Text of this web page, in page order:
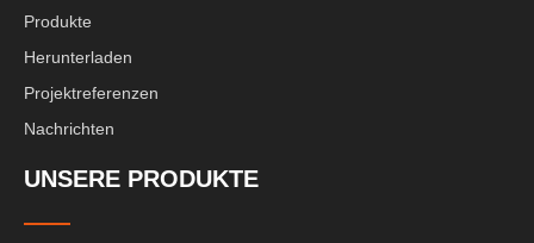
Produkte
Herunterladen
Projektreferenzen
Nachrichten
UNSERE PRODUKTE